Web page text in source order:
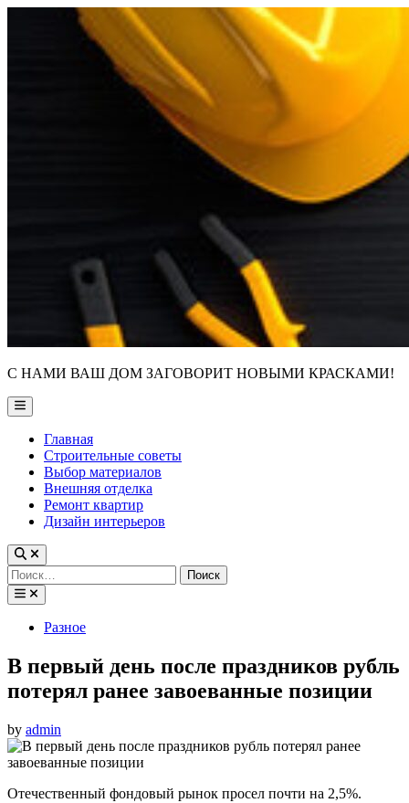
С НАМИ ВАШ ДОМ ЗАГОВОРИТ НОВЫМИ КРАСКАМИ!
Main
Menu
Главная
Строительные советы
Выбор материалов
Внешняя отделка
Ремонт квартир
Дизайн интерьеров
Найти:
PostedРазное
В первый день после праздников рубль
потерял ранее завоеванные позиции
by admin
Отечественный фондовый рынок просел почти на 2,5%.